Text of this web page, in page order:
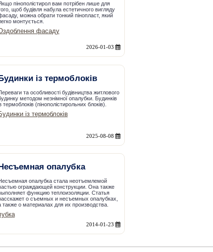
пінополістирол вам потрібен лише для
щоб будівля набула естетичного вигляду
можна обрати тонкий пінопласт, який
монтується.
фасаду
2026-01-03
із термоблоків
та особливості будівництва житлового
методом незнімної опалубки. Будинків
термоблоків (пінополістирольних блоків).
із термоблоків
2025-08-08
опалубка
опалубка стала неотъемлемой
ограждающей конструкции. Она также
функцию теплоизоляции. Статья
о съемных и несъемных опалубках,
также о материалах для их производства.
2014-01-23